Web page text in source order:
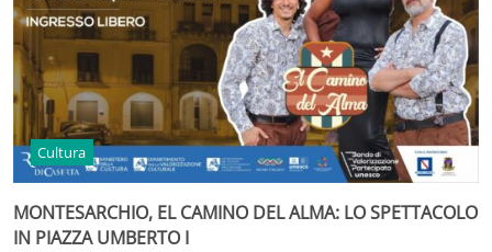
Cultura
MONTESARCHIO, EL CAMINO DEL ALMA: LO SPETTACOLO
IN PIAZZA UMBERTO I